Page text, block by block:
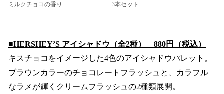
ミルクチョコの香り 3本セット
■HERSHEY’S アイシャドウ（全2種） 880円（税込）
キスチョコをイメージした4色のアイシャドウパレット。
ブラウンカラーのチョコレートフラッシュと、カラフル
なラメが輝くクリームフラッシュの2種類展開。